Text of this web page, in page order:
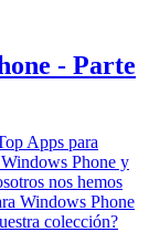
- Parte
Apps para
Phone y
nos hemos
Windows Phone
colección?